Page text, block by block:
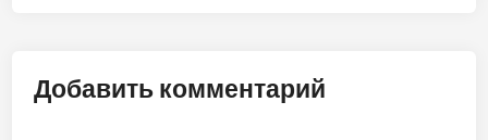
Добавить комментарий